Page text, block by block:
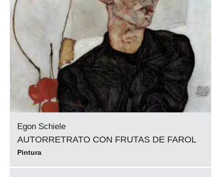
Egon Schiele
AUTORRETRATO CON FRUTAS DE FAROL
Pintura